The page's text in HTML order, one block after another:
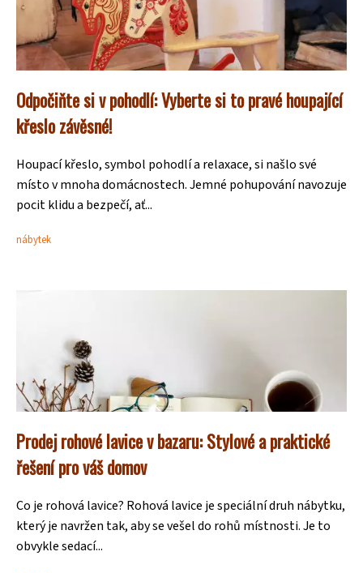
Odpočiňte si v pohodlí: Vyberte si to pravé houpající
křeslo závěsné!
Houpací křeslo, symbol pohodlí a relaxace, si našlo své
místo v mnoha domácnostech. Jemné pohupování navozuje
pocit klidu a bezpečí, ať...
nábytek
Prodej rohové lavice v bazaru: Stylové a praktické
řešení pro váš domov
Co je rohová lavice? Rohová lavice je speciální druh nábytku,
který je navržen tak, aby se vešel do rohů místnosti. Je to
obvykle sedací...